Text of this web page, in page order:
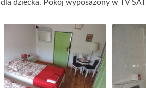
dla dziecka. Pokój wyposażony w TV